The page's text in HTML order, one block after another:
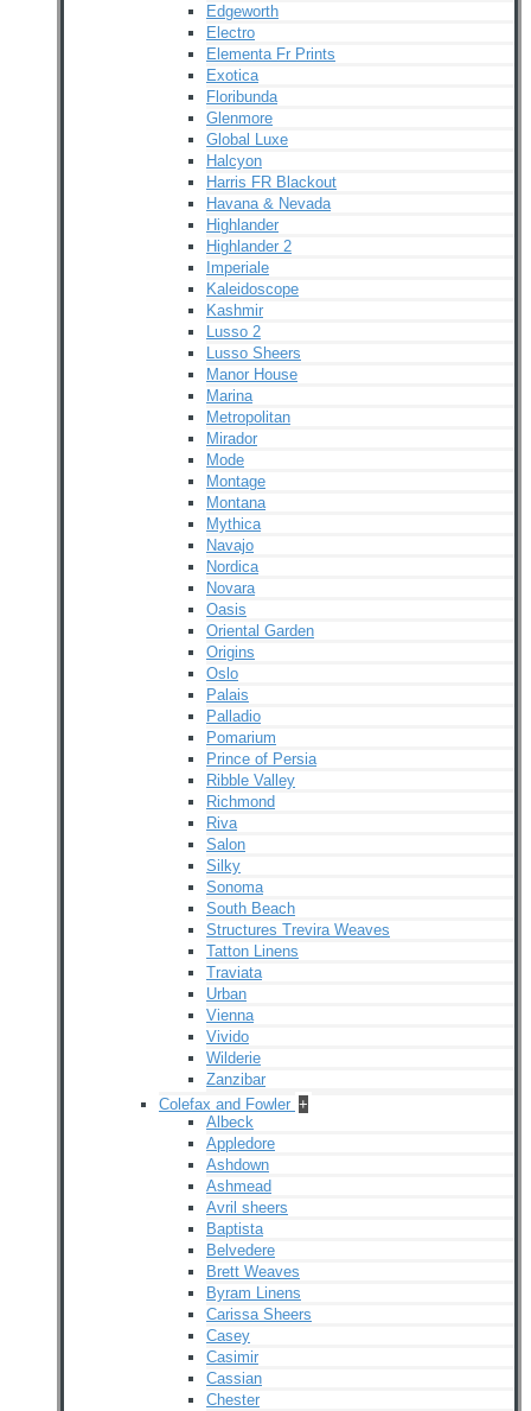
Edgeworth
Electro
Elementa Fr Prints
Exotica
Floribunda
Glenmore
Global Luxe
Halcyon
Harris FR Blackout
Havana & Nevada
Highlander
Highlander 2
Imperiale
Kaleidoscope
Kashmir
Lusso 2
Lusso Sheers
Manor House
Marina
Metropolitan
Mirador
Mode
Montage
Montana
Mythica
Navajo
Nordica
Novara
Oasis
Oriental Garden
Origins
Oslo
Palais
Palladio
Pomarium
Prince of Persia
Ribble Valley
Richmond
Riva
Salon
Silky
Sonoma
South Beach
Structures Trevira Weaves
Tatton Linens
Traviata
Urban
Vienna
Vivido
Wilderie
Zanzibar
Colefax and Fowler +
Albeck
Appledore
Ashdown
Ashmead
Avril sheers
Baptista
Belvedere
Brett Weaves
Byram Linens
Carissa Sheers
Casey
Casimir
Cassian
Chester